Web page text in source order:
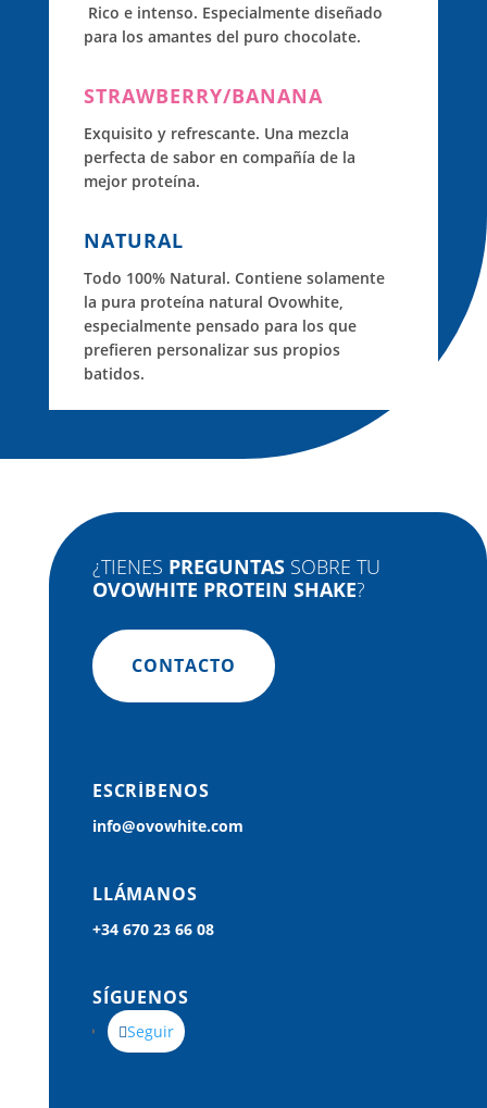
Rico e intenso. Especialmente diseñado
para los amantes del puro chocolate.
STRAWBERRY/BANANA
Exquisito y refrescante. Una mezcla
perfecta de sabor en compañía de la
mejor proteína.
NATURAL
Todo 100% Natural. Contiene solamente
la pura proteína natural Ovowhite,
especialmente pensado para los que
prefieren personalizar sus propios
batidos.
¿TIENES PREGUNTASSOBRE TU
OVOWHITE PROTEIN SHAKE?
CONTACTO
ESCRÍBENOS
info@ovowhite.com
LLÁMANOS
+34 670 23 66 08
SÍGUENOS
Seguir